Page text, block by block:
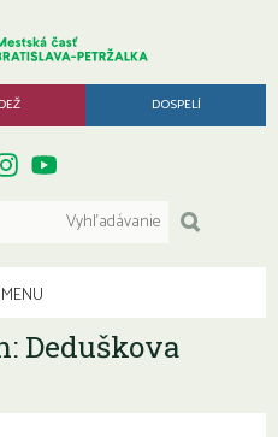
DOSPELÍ
MENU
Deduškova